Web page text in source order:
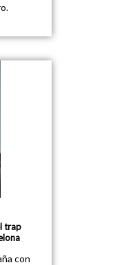
trap
con